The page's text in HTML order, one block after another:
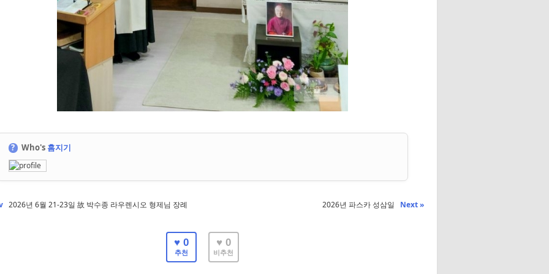
? Who's 홈지기
2026년 6월 21-23일 故 박수종 라우렌시오 형제님 장례 2026년 파스카 성삼일 Next »
♥ 0
추천
♥ 0
비추천